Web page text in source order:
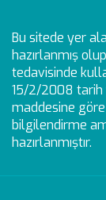
Bu sitede yer
hazırlanmış
tedavisinde
15/2/2008 tarih
maddesine
bilgilendirme
hazırlanmıştır.